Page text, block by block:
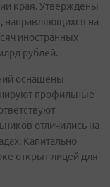
края. Утверждены
направляющихся на
иностранных
рублей.
оснащены
профильные
отличились на
Капитально
открыт лицей для